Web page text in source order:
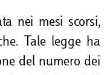
nei mesi scorsi,
Tale legge ha
del numero dei